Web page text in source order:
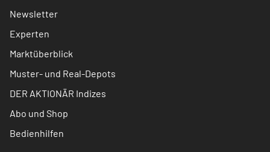
Newsletter
Experten
Marktüberblick
Muster- und Real-Depots
DER AKTIONÄR Indizes
Abo und Shop
Bedienhilfen